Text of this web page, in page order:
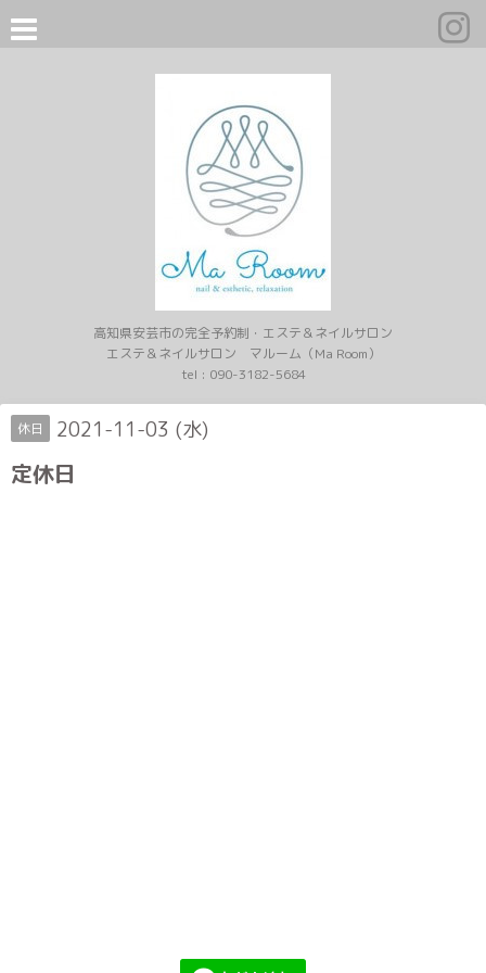
高知県安芸市の完全予約制・エステ＆ネイルサロン
エステ＆ネイルサロン マルーム（Ma Room）
tel : 090-3182-5684
休日 2021-11-03 (水)
定休日